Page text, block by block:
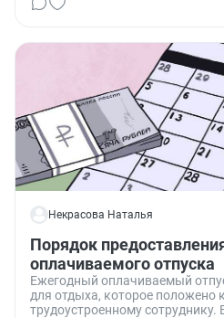
Некрасова Наталья
Порядок
оплачиваемого отпуска
Ежегодный оплачиваемый
для отдыха, которое
трудоустроенному сотруднику.